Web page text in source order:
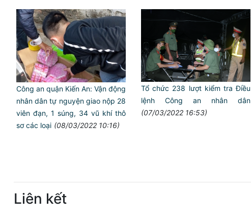
Công an quận Kiến An: Vận động
nhân dân tự nguyện giao nộp 28
viên đạn, 1 súng, 34 vũ khí thô
sơ các loại (08/03/2022 10:16)
Tổ chức 238 lượt kiểm tra Điều
lệnh Công an nhân dân
(07/03/2022 16:53)
Liên kết